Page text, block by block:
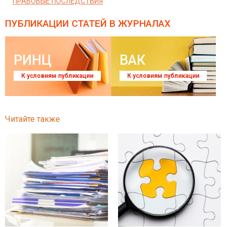
ПУБЛИКАЦИИ СТАТЕЙ В ЖУРНАЛАХ
РИНЦ
К условиям публикации
ВАК
К условиям публикации
Читайте также